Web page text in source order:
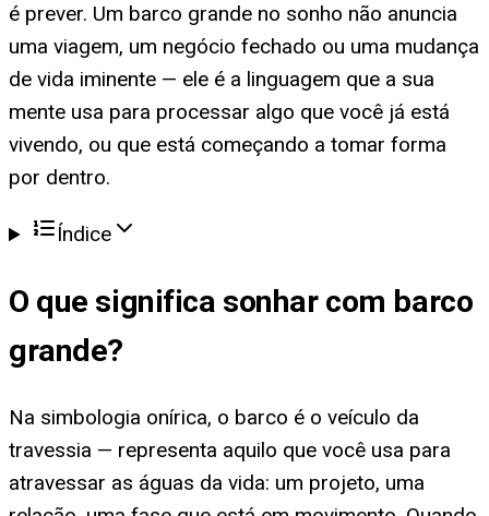
é prever. Um barco grande no sonho não anuncia
uma viagem, um negócio fechado ou uma mudança
de vida iminente — ele é a linguagem que a sua
mente usa para processar algo que você já está
vivendo, ou que está começando a tomar forma
por dentro.
Índice
O que significa sonhar com barco
grande?
Na simbologia onírica, o barco é o veículo da
travessia — representa aquilo que você usa para
atravessar as águas da vida: um projeto, uma